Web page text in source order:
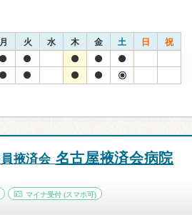
月 火 水 木 金 土 日 祝
掖済会 名古屋掖済会病院
マイナ受付 (スマホ可)